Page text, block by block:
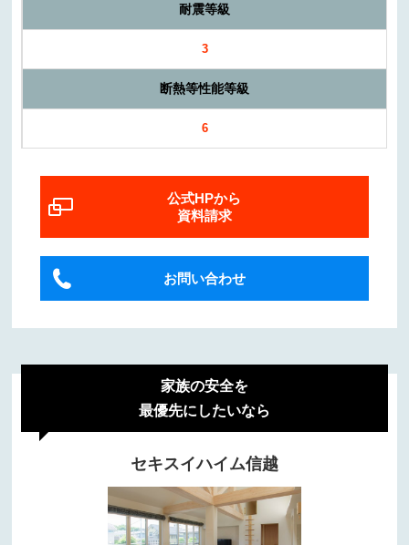
耐震等級
3
断熱等性能等級
6
公式HPから
資料請求
お問い合わせ
家族の安全を
最優先にしたいなら
セキスイハイム信越